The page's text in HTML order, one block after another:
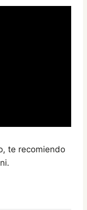
te recomiendo